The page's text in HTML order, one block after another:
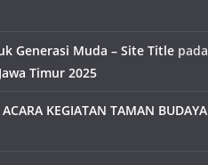
Generasi Muda – Site Title pada
Timur 2025
KEGIATAN TAMAN BUDAYA